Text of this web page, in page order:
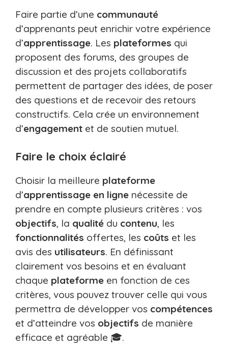
Faire partie d’une communauté
d’apprenants peut enrichir votre expérience
d’apprentissage. Les plateformes qui
proposent des forums, des groupes de
discussion et des projets collaboratifs
permettent de partager des idées, de poser
des questions et de recevoir des retours
constructifs. Cela crée un environnement
d’engagement et de soutien mutuel.
Faire le choix éclairé
Choisir la meilleure plateforme
d’apprentissage en ligne nécessite de
prendre en compte plusieurs critères : vos
objectifs, la qualité du contenu, les
fonctionnalités offertes, les coûts et les
avis des utilisateurs. En définissant
clairement vos besoins et en évaluant
chaque plateforme en fonction de ces
critères, vous pouvez trouver celle qui vous
permettra de développer vos compétences
et d’atteindre vos objectifs de manière
efficace et agréable 🎓.